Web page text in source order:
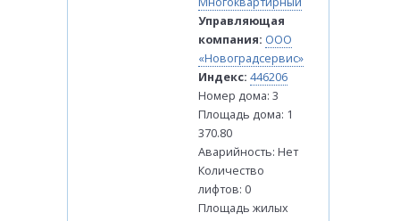
Управляющая
компания: ООО
«Новоградсервис»
Индекс: 446206
Номер дома: 3
Площадь дома: 1
370.80
Аварийность: Нет
Количество
лифтов: 0
Площадь жилых